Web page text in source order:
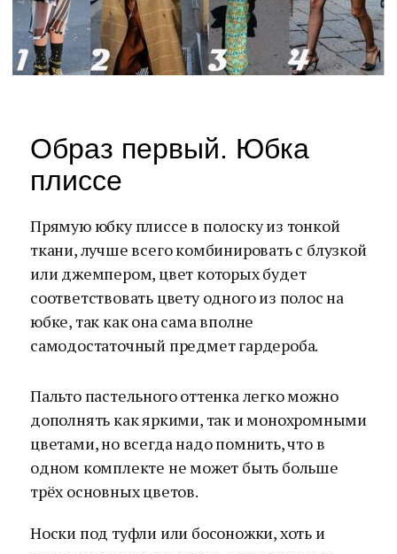
Образ первый. Юбка
плиссе
Прямую юбку плиссе в полоску из тонкой
ткани, лучше всего комбинировать с блузкой
или джемпером, цвет которых будет
соответствовать цвету одного из полос на
юбке, так как она сама вполне
самодостаточный предмет гардероба.
Пальто пастельного оттенка легко можно
дополнять как яркими, так и монохромными
цветами, но всегда надо помнить, что в
одном комплекте не может быть больше
трёх основных цветов.
Носки под туфли или босоножки, хоть и